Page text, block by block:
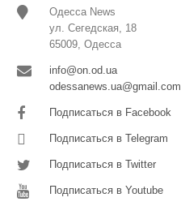
Одесса News
ул. Сегедская, 18
65009, Одесса
info@on.od.ua
odessanews.ua@gmail.com
Подписаться в Facebook
Подписаться в Telegram
Подписаться в Twitter
Подписаться в Youtube